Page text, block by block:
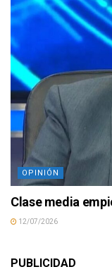
OPINIÓN
Clase media
12/07/2026
PUBLICIDAD